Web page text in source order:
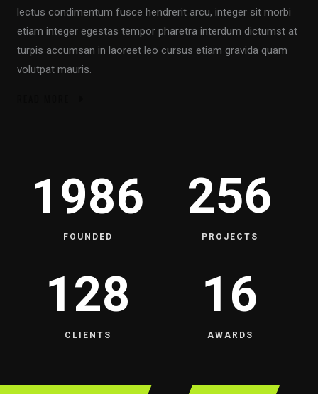
lectus condimentum fusce hendrerit arcu, integer sit morbi
etiam integer egestas tempor pharetra interdum dictumst at
turpis accumsan in laoreet leo cursus etiam gravida quam
volutpat mauris.
1986
FOUNDED
256
PROJECTS
128
CLIENTS
16
AWARDS